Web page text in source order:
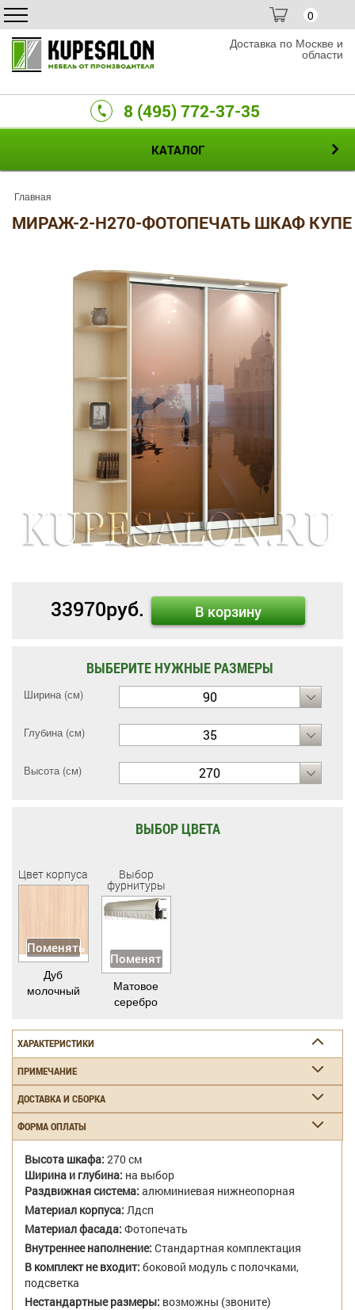
0
Доставка по Москве и
области
8 (495) 772-37-35
КАТАЛОГ
Главная
МИРАЖ-2-H270-ФОТОПЕЧАТЬ ШКАФ КУПЕ
33970руб. В корзину
ВЫБЕРИТЕ НУЖНЫЕ РАЗМЕРЫ
Ширина (см) 90
Глубина (см) 35
Высота (см) 270
ВЫБОР ЦВЕТА
Цвет корпуса
Поменять
Дуб
молочный
Выбор
фурнитуры
Поменять
Матовое
серебро
ХАРАКТЕРИСТИКИ
ПРИМЕЧАНИЕ
ДОСТАВКА И СБОРКА
ФОРМА ОПЛАТЫ
Высота шкафа: 270 см
Ширина и глубина: на выбор
Раздвижная система: алюминиевая нижнеопорная
Материал корпуса: Лдсп
Материал фасада: Фотопечать
Внутреннее наполнение: Стандартная комплектация
В комплект не входит: боковой модуль с полочками,
подсветка
Нестандартные размеры: возможны (звоните)